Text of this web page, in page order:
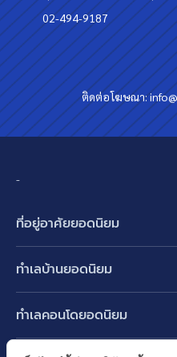
02-494-9187
ติดต่อโฆษณา:
-
ที่อยู่อาศัยยอดนิยม
ทาวน์เฮ้าส์ ทาวน์โฮม
คอนโดมิเนียม
ทำเลบ้านยอดนิยม
ทำเลคอนโดยอดนิยม